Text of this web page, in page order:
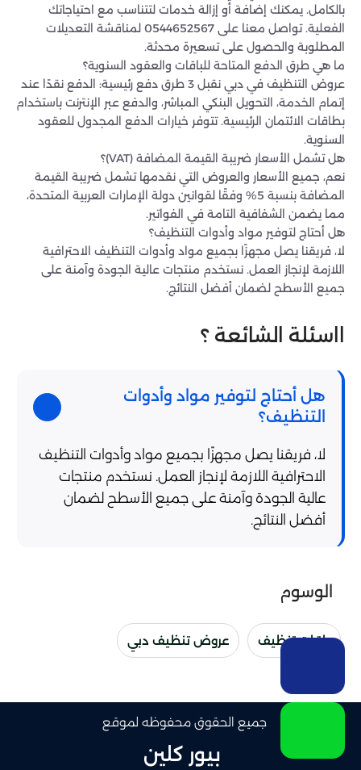
بالكامل. يمكنك إضافة أو إزالة خدمات لتتناسب مع احتياجاتك
الفعلية. تواصل معنا على 0544652567 لمناقشة التعديلات
المطلوبة والحصول على تسعيرة محدثة.
ما هي طرق الدفع المتاحة للباقات والعقود السنوية؟
عروض التنظيف في دبي نقبل 3 طرق دفع رئيسية: الدفع نقدًا عند
إتمام الخدمة، التحويل البنكي المباشر، والدفع عبر الإنترنت باستخدام
بطاقات الائتمان الرئيسية. تتوفر خيارات الدفع المجدول للعقود
السنوية.
هل تشمل الأسعار ضريبة القيمة المضافة (VAT)؟
نعم، جميع الأسعار والعروض التي نقدمها تشمل ضريبة القيمة
المضافة بنسبة 5% وفقًا لقوانين دولة الإمارات العربية المتحدة،
مما يضمن الشفافية التامة في الفواتير.
هل أحتاج لتوفير مواد وأدوات التنظيف؟
لا، فريقنا يصل مجهزًا بجميع مواد وأدوات التنظيف الاحترافية
اللازمة لإنجاز العمل. نستخدم منتجات عالية الجودة وآمنة على
جميع الأسطح لضمان أفضل النتائج.
ااسئلة الشائعة ؟
هل أحتاج لتوفير مواد وأدوات
التنظيف؟
لا، فريقنا يصل مجهزًا بجميع مواد وأدوات التنظيف
الاحترافية اللازمة لإنجاز العمل. نستخدم منتجات
عالية الجودة وآمنة على جميع الأسطح لضمان
أفضل النتائج.
الوسوم
باقات تنظيف عروض تنظيف دبي
جميع الحقوق محفوظه لموقع
بيور كلين